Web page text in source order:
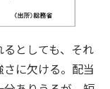
としても、それ
に欠ける。配当